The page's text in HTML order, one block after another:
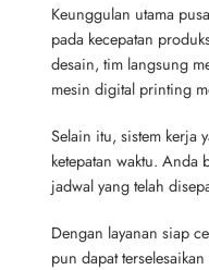
Keunggulan utama
pada kecepatan
desain, tim langsung
mesin digital printing
Selain itu, sistem kerja
ketepatan waktu. Anda
jadwal yang telah
Dengan layanan siap
pun dapat